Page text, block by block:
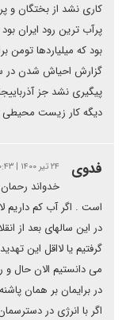
کاری نشد از بختگان و
پرآب ترین رود ایران
بود که میلیاردها تومن
گزارش احیاش شدن در
پیگیری نشد جز
دیگه کار زیست
فدوی ۲۴ تیر ۱۴۰۰ | ۱۰:۴۳
خدواند
است . اگر آب کم داریم
در این سالهای بعد از
گرفتیم یا لااقل این
می دانستیم الان حال و
در برایمان بر همان
اگر با انرژی در